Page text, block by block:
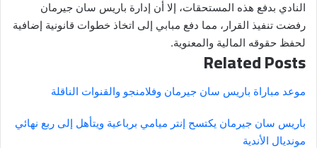
النادي بدفع هذه المستحقات، إلا أن إدارة باريس سان جيرمان
رفضت تنفيذ القرار، مما دفع مبابي إلى اتخاذ خطوات قانونية إضافية
لحفظ حقوقه المالية والمعنوية.
Related Posts
موعد مباراة باريس سان جيرمان وفلامنجو والقنوات الناقلة
باريس سان جيرمان يكتسح إنتر ميامي برباعية ويتأهل إلى ربع نهائي
مونديال الأندية